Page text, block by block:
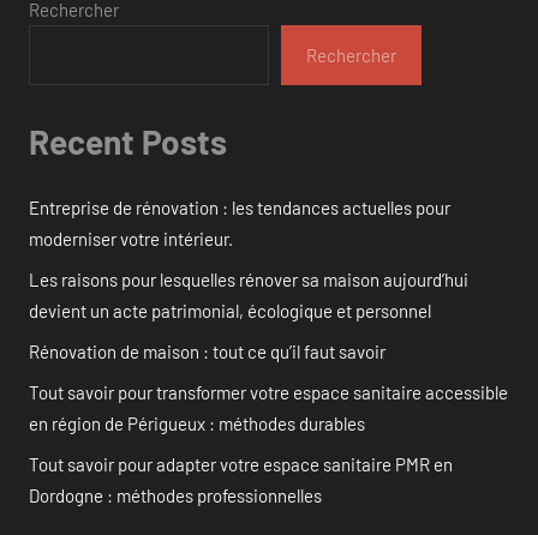
Rechercher
Rechercher
Recent Posts
Entreprise de rénovation : les tendances actuelles pour
moderniser votre intérieur.
Les raisons pour lesquelles rénover sa maison aujourd’hui
devient un acte patrimonial, écologique et personnel
Rénovation de maison : tout ce qu’il faut savoir
Tout savoir pour transformer votre espace sanitaire accessible
en région de Périgueux : méthodes durables
Tout savoir pour adapter votre espace sanitaire PMR en
Dordogne : méthodes professionnelles